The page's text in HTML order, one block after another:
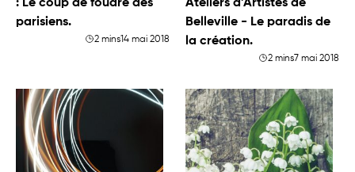
: Le coup de foudre des
parisiens.
2 mins14 mai 2018
Ateliers d'Artistes de
Belleville - Le paradis de
la création.
2 mins7 mai 2018